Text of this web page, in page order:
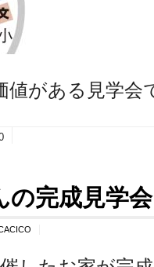
値がある見学会
の完成見学